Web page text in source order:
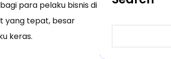
para pelaku bisnis di
yang tepat, besar
keras.
a